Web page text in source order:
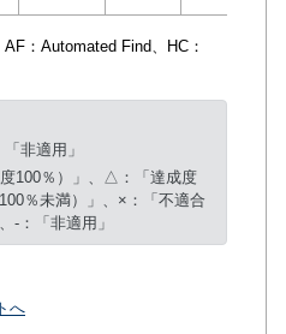
AF： Automated Find、HC：
非適用」
100％）」、△：「達成度
％未満）」、×：「不適合
-：「非適用」
へ